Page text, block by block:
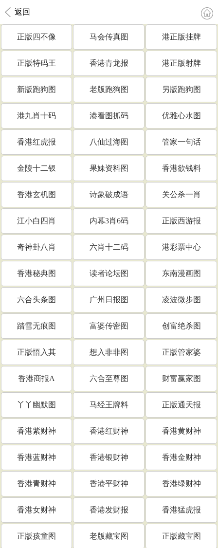
返回
正版四不像 马会传真图 港正版挂牌
正版特码王 香港青龙报 港正版射牌
新版跑狗图 老版跑狗图 另版跑狗图
港九肖十码 港看图抓码 优雅心水图
香港红虎报 八仙过海图 管家一句话
金陵十二钗 果妹资料图 香港欲钱料
香港玄机图 诗象破成语 关公杀一肖
江小白四肖 内幕3肖6码 正版西游报
奇神卦八肖 六肖十二码 港彩票中心
香港秘典图 读者论坛图 东南漫画图
六合头条图 广州日报图 凌波微步图
踏雪无痕图 富婆传密图 创富绝杀图
正版悟入其 想入非非图 正版管家婆
香港商报A 六合至尊图 财富赢家图
丫丫幽默图 马经王牌料 正版通天报
香港紫财神 香港红财神 香港黄财神
香港蓝财神 香港银财神 香港金财神
香港青财神 香港平财神 香港绿财神
香港女财神 香港发财报 香港猛虎报
正版孩童图 老版藏宝图 正版藏宝图